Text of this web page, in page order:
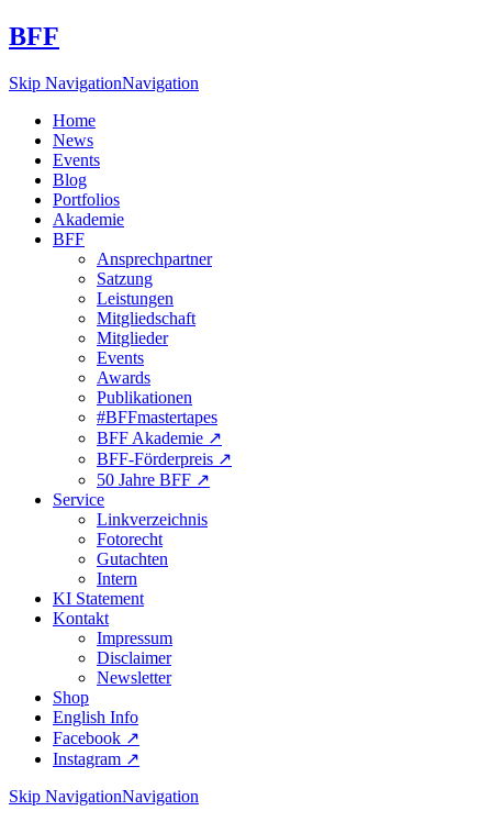
BFF
Skip NavigationNavigation
Home
News
Events
Blog
Portfolios
Akademie
BFF
Ansprechpartner
Satzung
Leistungen
Mitgliedschaft
Mitglieder
Events
Awards
Publikationen
#BFFmastertapes
BFF Akademie ↗︎
BFF-Förderpreis ↗︎
50 Jahre BFF ↗︎
Service
Linkverzeichnis
Fotorecht
Gutachten
Intern
KI Statement
Kontakt
Impressum
Disclaimer
Newsletter
Shop
English Info
Facebook ↗︎
Instagram ↗︎
Skip NavigationNavigation